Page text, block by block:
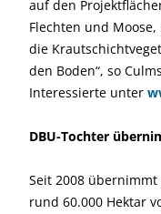
auf den
Flechten und
die
den Boden“, so
Interessierte unter
DBU-Tochter
Seit 2008 übernimmt
rund 60.000 Hektar